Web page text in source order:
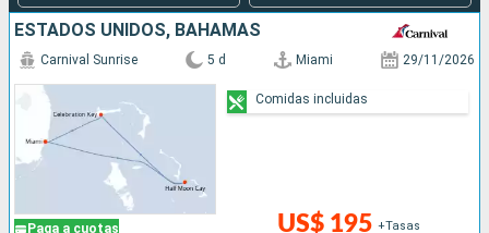
ESTADOS UNIDOS, BAHAMAS
Paga a cuotas
Carnival Sunrise 5 d Miami 29/11/2026
US$ 195 +Tasas
Comidas incluidas